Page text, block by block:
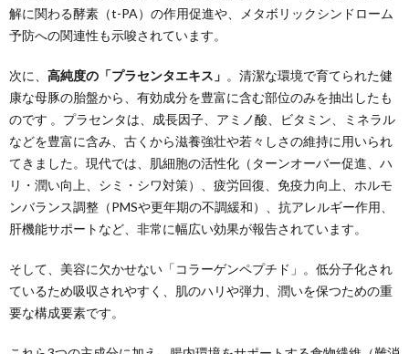
解に関わる酵素（t-PA）の作用促進や、メタボリックシンドローム
予防への関連性も示唆されています。
次に、 高純度の「プラセンタエキス」 。清潔な環境で育てられた健
康な母豚の胎盤から、有効成分を豊富に含む部位のみを抽出したも
のです 。プラセンタは、成長因子、アミノ酸、ビタミン、ミネラル
などを豊富に含み、古くから滋養強壮や若々しさの維持に用いられ
てきました。現代では、肌細胞の活性化（ターンオーバー促進、ハ
リ・潤い向上、シミ・シワ対策）、疲労回復、免疫力向上、ホルモ
ンバランス調整（PMSや更年期の不調緩和）、抗アレルギー作用、
肝機能サポートなど、非常に幅広い効果が報告されています。
そして、美容に欠かせない「コラーゲンペプチド」。低分子化され
ているため吸収されやすく、肌のハリや弾力、潤いを保つための重
要な構成要素です。